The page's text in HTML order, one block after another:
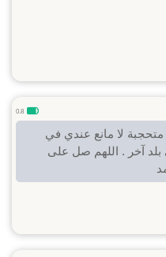
0.8
متحجبة لا مانع عندي في
آخر . اللهم صل على